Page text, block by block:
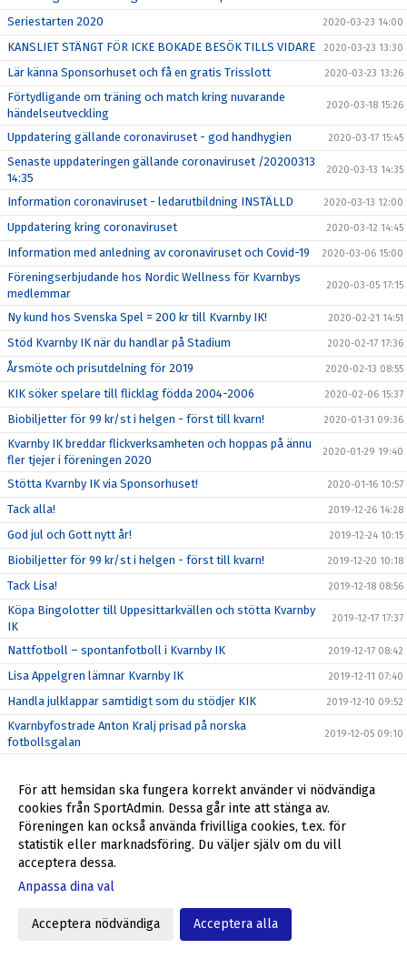
Seriestarten 2020 2020-03-23 14:00
KANSLIET STÄNGT FÖR ICKE BOKADE BESÖK TILLS VIDARE 2020-03-23 13:30
Lär känna Sponsorhuset och få en gratis Trisslott 2020-03-23 13:26
Förtydligande om träning och match kring nuvarande
händelseutveckling
2020-03-18 15:26
Uppdatering gällande coronaviruset - god handhygien 2020-03-17 15:45
Senaste uppdateringen gällande coronaviruset /20200313
14:35
2020-03-13 14:35
Information coronaviruset - ledarutbildning INSTÄLLD 2020-03-13 12:00
Uppdatering kring coronaviruset 2020-03-12 14:45
Information med anledning av coronaviruset och Covid-19 2020-03-06 15:00
Föreningserbjudande hos Nordic Wellness för Kvarnbys
medlemmar
2020-03-05 17:15
Ny kund hos Svenska Spel = 200 kr till Kvarnby IK! 2020-02-21 14:51
Stöd Kvarnby IK när du handlar på Stadium 2020-02-17 17:36
Årsmöte och prisutdelning för 2019 2020-02-13 08:55
KIK söker spelare till flicklag födda 2004-2006 2020-02-06 15:37
Biobiljetter för 99 kr/st i helgen - först till kvarn! 2020-01-31 09:36
Kvarnby IK breddar flickverksamheten och hoppas på ännu
fler tjejer i föreningen 2020
2020-01-29 19:40
Stötta Kvarnby IK via Sponsorhuset! 2020-01-16 10:57
Tack alla! 2019-12-26 14:28
God jul och Gott nytt år! 2019-12-24 10:15
Biobiljetter för 99 kr/st i helgen - först till kvarn! 2019-12-20 10:18
Tack Lisa! 2019-12-18 08:56
Köpa Bingolotter till Uppesittarkvällen och stötta Kvarnby
IK
2019-12-17 17:37
Nattfotboll – spontanfotboll i Kvarnby IK 2019-12-17 08:42
Lisa Appelgren lämnar Kvarnby IK 2019-12-11 07:40
Handla julklappar samtidigt som du stödjer KIK 2019-12-10 09:52
Kvarnbyfostrade Anton Kralj prisad på norska
fotbollsgalan
2019-12-05 09:10
Provträna med Kvarnby IK U – U16, U17 och U19 2019-11-25 08:30
Fantastiskt erbjudande från Kvarnby IK
Kvarnby IK hälsar LeytonMassage välkomna till klubben 2019-11-18 13:07
Tack alla som var med och stöttade Kvarnby IK!
Kvarnby IK bjuder in till träningscamp med start 18/11
Julklappar till anställda och kunder - stöd Kvarnby IK
Höst/vinter = Stora intäkter från Sponsorhuset
För att hemsidan ska fungera korrekt använder vi nödvändiga
cookies från SportAdmin. Dessa går inte att stänga av.
Föreningen kan också använda frivilliga cookies, t.ex. för
statistik eller marknadsföring. Du väljer själv om du vill
acceptera dessa.
Anpassa dina val
Acceptera nödvändiga Acceptera alla